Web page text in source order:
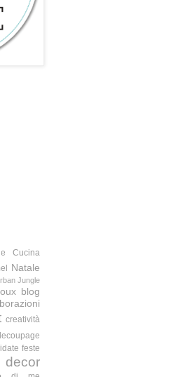
Cucina
Natale
Jungle
blog
creatività
feste
decor